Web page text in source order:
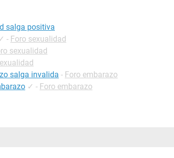
salga positiva
✓ - Foro sexualidad
sexualidad
salga invalida - Foro embarazo
✓ - Foro embarazo